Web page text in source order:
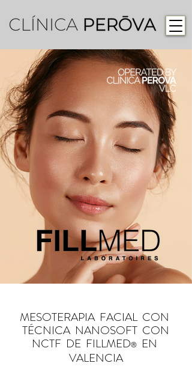
MESOTERAPIA FACIAL CON
TÉCNICA NANOSOFT CON
NCTF DE FILLMED®
EN
VALENCIA